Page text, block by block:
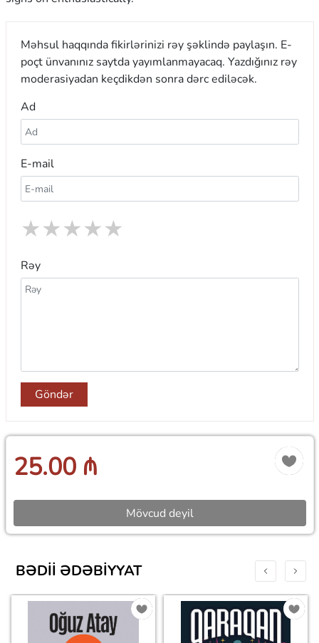
Məhsul haqqında fikirlərinizi rəy şəklində paylaşın. E-
poçt ünvanınız saytda yayımlanmayacaq. Yazdığınız rəy
moderasiyadan keçdikdən sonra dərc ediləcək.
Ad
E-mail
★
★
★
★
★
Rəy
Göndər
25.00 ₼
Mövcud deyil
BƏDII ƏDƏBIYYAT